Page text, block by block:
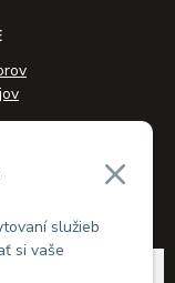
služieb
si vaše